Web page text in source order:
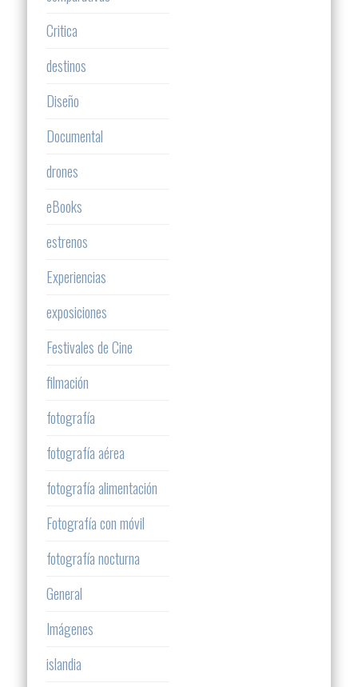
Critica
destinos
Diseño
Documental
drones
eBooks
estrenos
Experiencias
exposiciones
Festivales de Cine
filmación
fotografía
fotografía aérea
fotografía alimentación
Fotografía con móvil
fotografía nocturna
General
Imágenes
islandia